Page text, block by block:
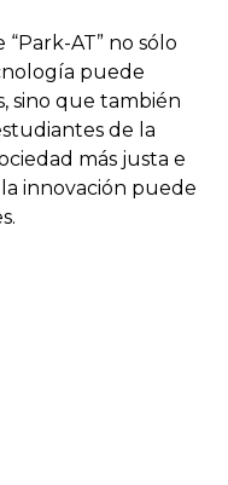
AT” no sólo
puede
sino que también
de la
más justa e
innovación puede